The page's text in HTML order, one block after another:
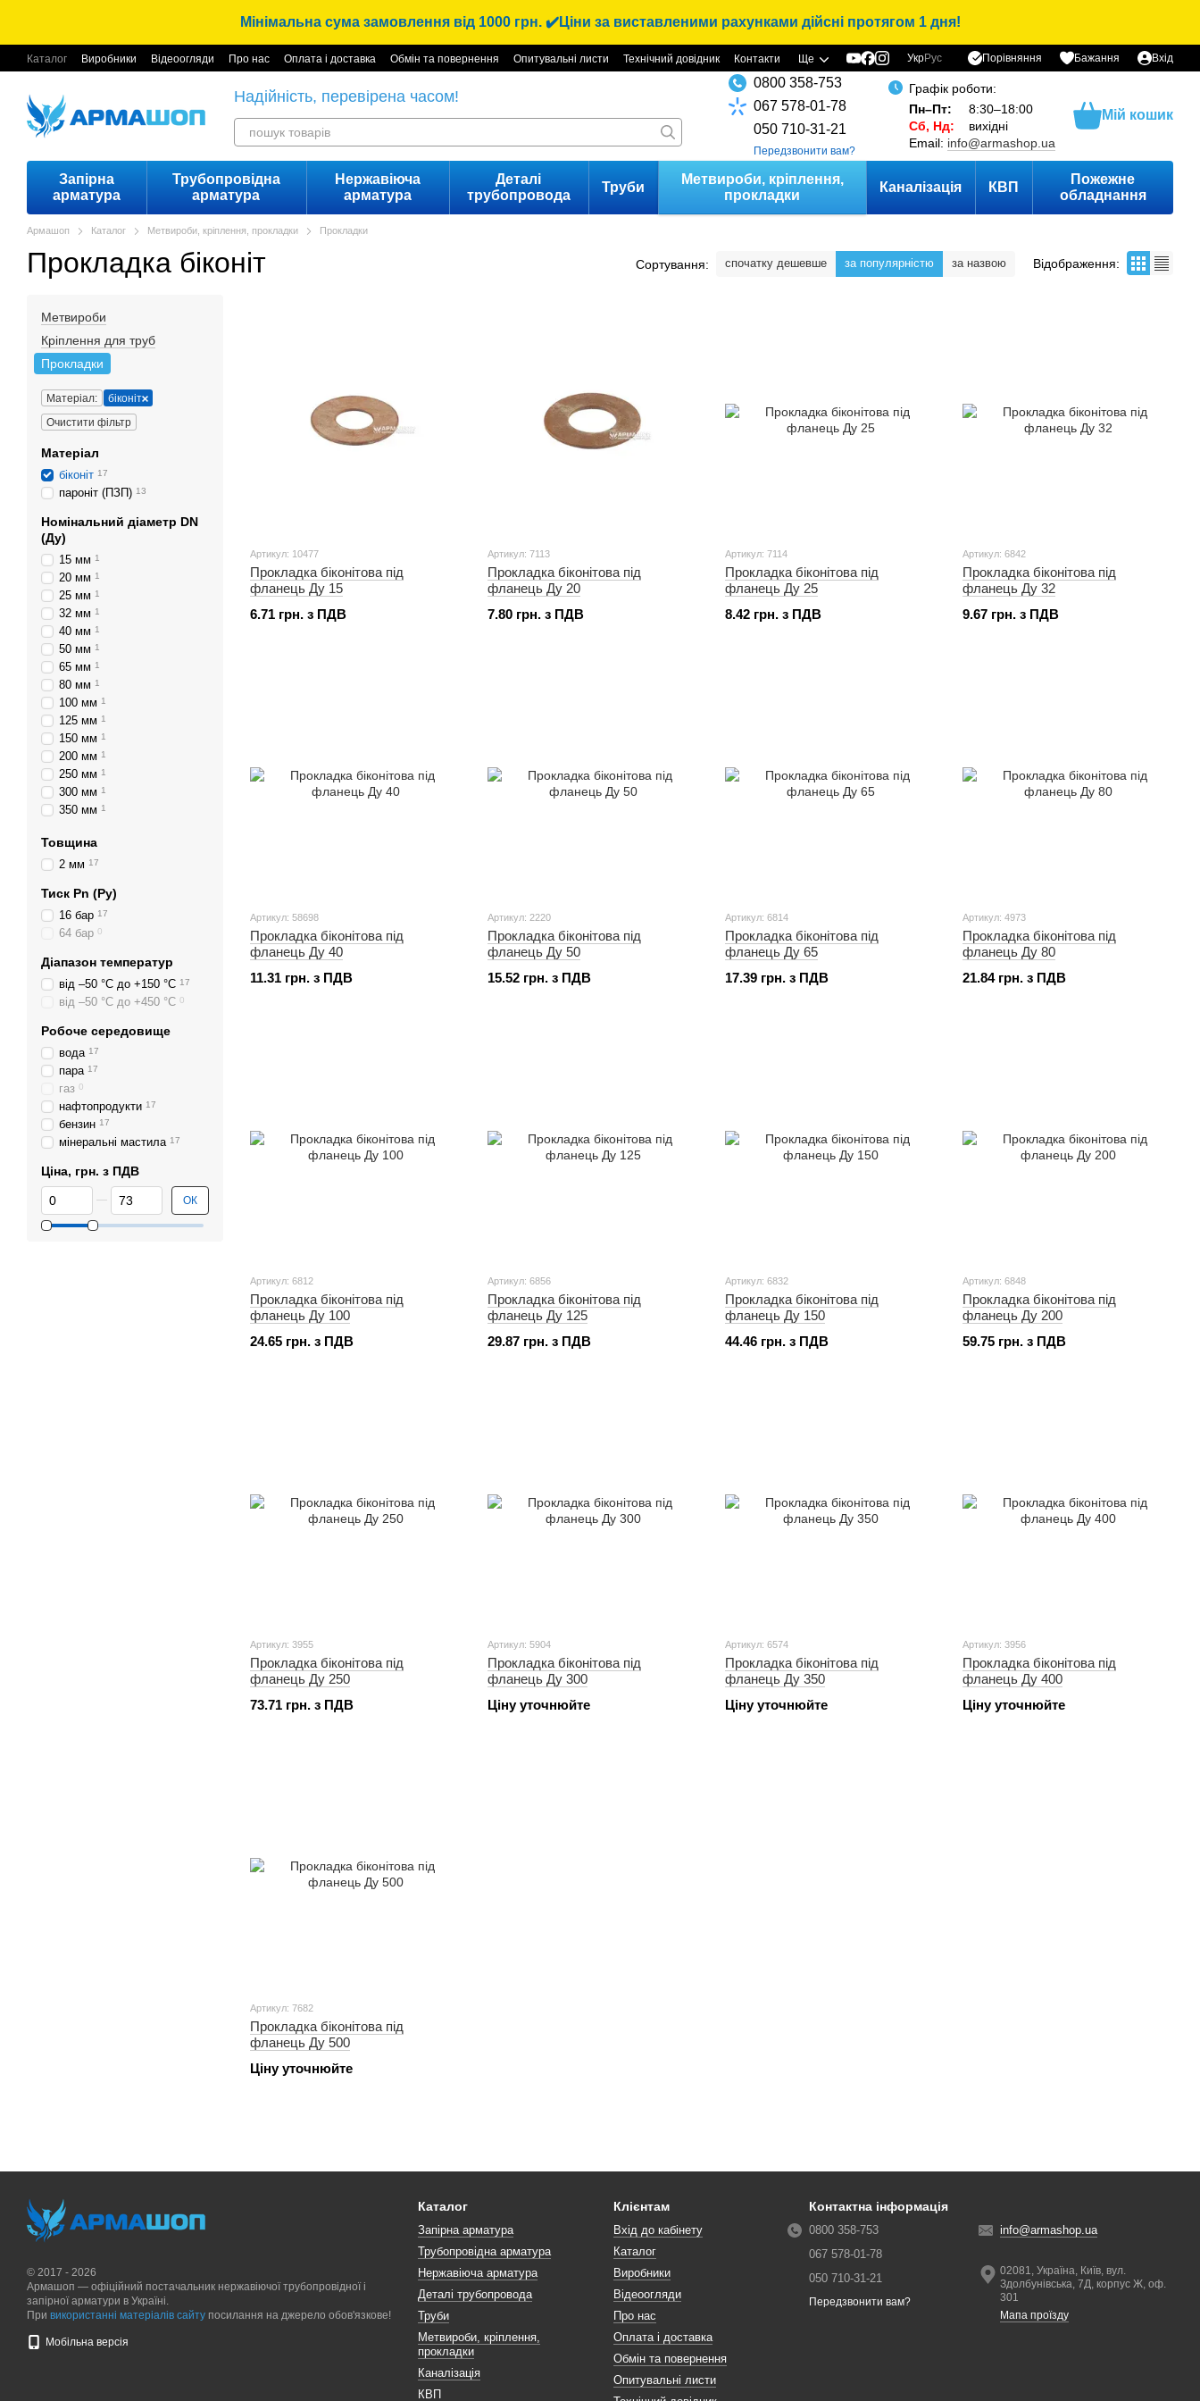
Мінімальна сума замовлення від 1000 грн. ✔️Ціни за виставленими рахунками дійсні протягом 1 дня!
Каталог Виробники Відеоогляди Про нас Оплата і доставка Обмін та повернення Опитувальні листи Технічний довідник Контакти Ще УкрРус Порівняння Бажання Вхід
Надійність, перевірена часом!
0800 358-753
067 578-01-78
050 710-31-21
Передзвонити вам?
Графік роботи:
Пн–Пт:
8:30–18:00
Сб, Нд:
вихідні
Email: info@armashop.ua
Мій кошик
Запірна
арматура
Трубопровідна
арматура
Нержавіюча
арматура
Деталі
трубопровода
Труби
Метвироби, кріплення,
прокладки
Каналізація КВП
Пожежне
обладнання
Армашоп Каталог Метвироби, кріплення, прокладки Прокладки
Прокладка біконіт Сортування: спочатку дешевше за популярністю за назвою Відображення:
Артикул: 10477
Прокладка біконітова під
фланець Ду 15
6.71 грн. з ПДВ
Артикул: 7113
Прокладка біконітова під
фланець Ду 20
7.80 грн. з ПДВ
Артикул: 7114
Прокладка біконітова під
фланець Ду 25
8.42 грн. з ПДВ
Артикул: 6842
Прокладка біконітова під
фланець Ду 32
9.67 грн. з ПДВ
Артикул: 58698
Прокладка біконітова під
фланець Ду 40
11.31 грн. з ПДВ
Артикул: 2220
Прокладка біконітова під
фланець Ду 50
15.52 грн. з ПДВ
Артикул: 6814
Прокладка біконітова під
фланець Ду 65
17.39 грн. з ПДВ
Артикул: 4973
Прокладка біконітова під
фланець Ду 80
21.84 грн. з ПДВ
Артикул: 6812
Прокладка біконітова під
фланець Ду 100
24.65 грн. з ПДВ
Артикул: 6856
Прокладка біконітова під
фланець Ду 125
29.87 грн. з ПДВ
Артикул: 6832
Прокладка біконітова під
фланець Ду 150
44.46 грн. з ПДВ
Артикул: 6848
Прокладка біконітова під
фланець Ду 200
59.75 грн. з ПДВ
Артикул: 3955
Прокладка біконітова під
фланець Ду 250
73.71 грн. з ПДВ
Артикул: 5904
Прокладка біконітова під
фланець Ду 300
Ціну уточнюйте
Артикул: 6574
Прокладка біконітова під
фланець Ду 350
Ціну уточнюйте
Артикул: 3956
Прокладка біконітова під
фланець Ду 400
Ціну уточнюйте
Артикул: 7682
Прокладка біконітова під
фланець Ду 500
Ціну уточнюйте
Метвироби
Кріплення для труб
Прокладки
Матеріал:
біконіт
Очистити фільтр
Матеріал
біконіт 17
пароніт (ПЗП) 13
Номінальний діаметр DN
(Ду)
15 мм 1
20 мм 1
25 мм 1
32 мм 1
40 мм 1
50 мм 1
65 мм 1
80 мм 1
100 мм 1
125 мм 1
150 мм 1
200 мм 1
250 мм 1
300 мм 1
350 мм 1
500 мм
Товщина
2 мм 17
Тиск Pn (Ру)
16 бар 17
64 бар 0
Діапазон температур
від –50 °С до +150 °С 17
від –50 °С до +450 °С 0
Робоче середовище
вода 17
пара 17
газ 0
нафтопродукти 17
бензин 17
мінеральні мастила 17
Ціна, грн. з ПДВ
Від Ціна, грн. з ПДВ
До Ціна, грн. з ПДВ ОК
© 2017 - 2026
Армашоп — офіційний постачальник нержавіючої трубопровідної і
запірної арматури в Україні.
При використанні матеріалів сайту посилання на джерело обов'язкове!
Мобільна версія
Каталог
Запірна арматура
Трубопровідна арматура
Нержавіюча арматура
Деталі трубопровода
Труби
Метвироби, кріплення,
прокладки
Каналізація
КВП
Клієнтам
Вхід до кабінету
Каталог
Виробники
Відеоогляди
Про нас
Оплата і доставка
Обмін та повернення
Опитувальні листи
Контактна інформація
0800 358-753
067 578-01-78
050 710-31-21
Передзвонити вам?
info@armashop.ua
02081, Україна, Київ, вул.
Здолбунівська, 7Д, корпус Ж, оф.
301
Мапа проїзду